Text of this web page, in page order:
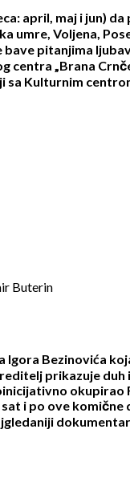
april, maj i jun)
umre, Voljena,
pitanjima
„Brana
Kulturnim
Buterin
Bezinovića
prikazuje
okupirao
i po ove